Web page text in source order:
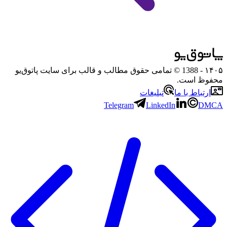
۱۴۰۵
- 1388 © تمامی حقوق مطالب و قالب برای سایت پاتوق‌یو
محفوظ است.
ارتباط با ما
تبلیغات
Telegram
LinkedIn DMCA